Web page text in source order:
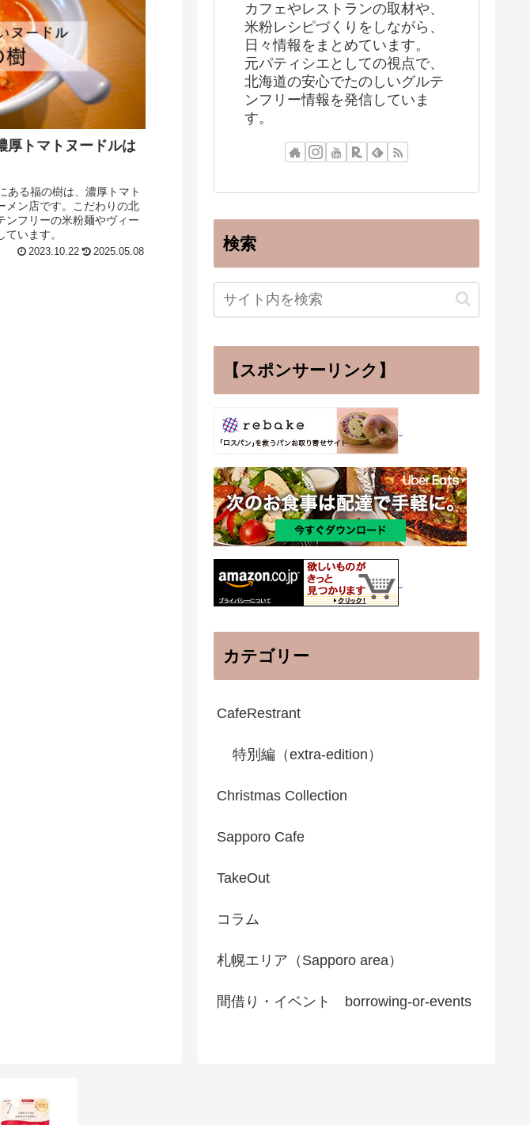
厚トマトヌードルは
ある福の樹は、濃厚トマト
メン店です。こだわりの北
ンフリーの米粉麺やヴィー
います。
2023.10.22 2025.05.08
カフェやレストランの取材や、
米粉レシピづくりをしながら、
日々情報をまとめています。
元パティシエとしての視点で、
北海道の安心でたのしいグルテ
ンフリー情報を発信していま
す。
検索
【スポンサーリンク】
カテゴリー
CafeRestrant
特別編（extra-edition）
Christmas Collection
Sapporo Cafe
TakeOut
コラム
札幌エリア（Sapporo area）
間借り・イベント borrowing-or-events